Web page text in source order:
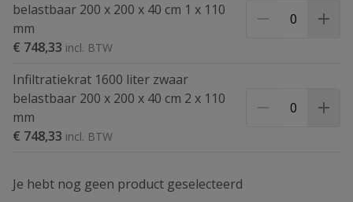
belastbaar 200 x 200 x 40 cm 1 x 110
mm
€ 748,33
Infiltratiekrat 1600 liter zwaar
belastbaar 200 x 200 x 40 cm 2 x 110
mm
€ 748,33
Je hebt nog geen product geselecteerd